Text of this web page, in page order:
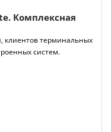
Комплексная
клиентов терминальных
систем.